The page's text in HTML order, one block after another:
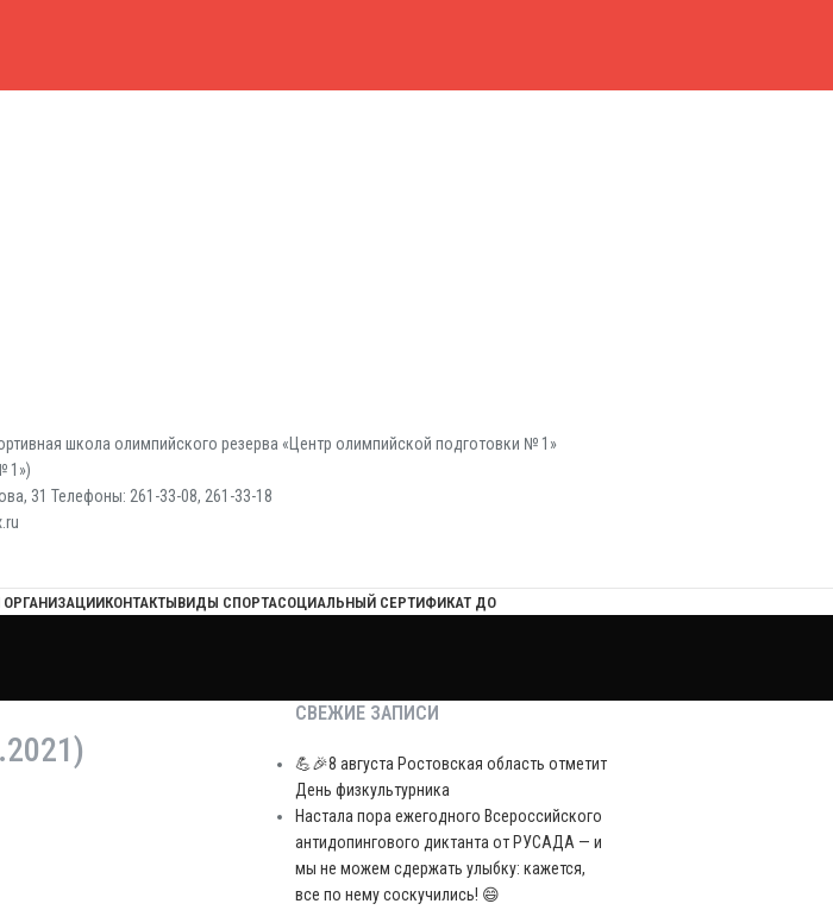
школа олимпийского резерва «Центр олимпийской подготовки № 1»
1»)
31 Телефоны: 261-33-08, 261-33-18
ОРГАНИЗАЦИИКОНТАКТЫВИДЫ СПОРТАСОЦИАЛЬНЫЙ СЕРТИФИКАТ ДО
СВЕЖИЕ ЗАПИСИ
💪🎉8 августа Ростовская область отметит
День физкультурника
Настала пора ежегодного Всероссийского
антидопингового диктанта от РУСАДА — и
мы не можем сдержать улыбку: кажется,
все по нему соскучились! 😄